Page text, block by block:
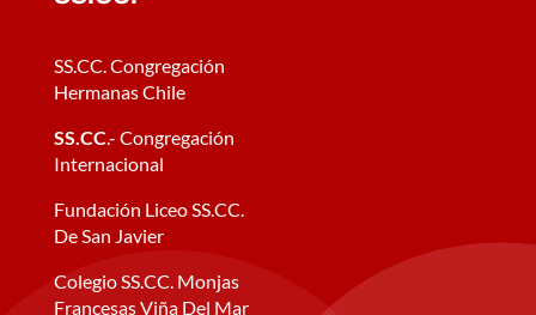
SS.CC. Congregación
Hermanas Chile
SS.CC.- Congregación
Internacional
Fundación Liceo SS.CC.
De San Javier
Colegio SS.CC. Monjas
Francesas Viña Del Mar